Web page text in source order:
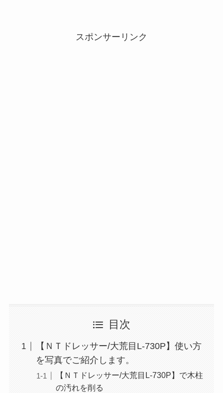
スポンサーリンク
目次
【ＮＴドレッサー/大荒目L-730P】使い方
を写真でご紹介します。
【ＮＴドレッサー/大荒目L-730P】で木柱
の汚れを削る